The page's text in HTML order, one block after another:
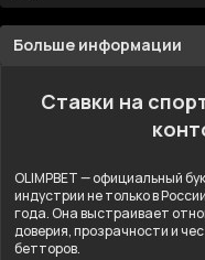
Больше информации
Ставки на
OLIMPBET — официальный
индустрии не только в
года. Она выстраивает
доверия, прозрачности и
бетторов.